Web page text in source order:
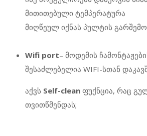
მითითებული ტემპერატურა
მიღწეულ იქნას პულტის
Wifi port– მოდემის
შესაძლებელია WIFI-სთან
აქვს Self-clean ფუქნცია, რაც
თვითწმენდას;